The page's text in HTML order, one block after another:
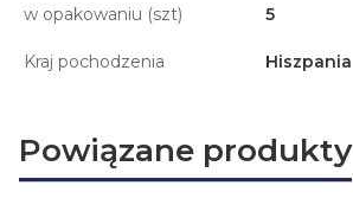
w opakowaniu (szt) 5
Kraj pochodzenia Hiszpania
Powiązane produkty